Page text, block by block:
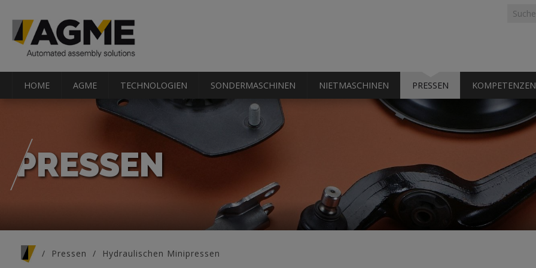
Suche
HOME AGME TECHNOLOGIEN SONDERMASCHINEN NIETMASCHINEN PRESSEN KOMPETENZEN
PRESSEN
Pressen Hydraulischen Minipressen